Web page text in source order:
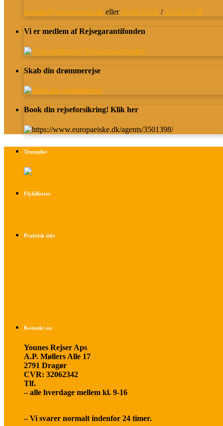
kontakt@younesrejser.dk eller 20 66 03 08 / 20 66 03 08
Vi er medlem af Rejsegarantifonden
Skab din drømmerejse
Book din rejseforsikring! Klik her
Trustpilot
Flybilletter
Praktisk info
Kontakt os:
Younes Rejser Aps
A.P. Møllers Alle 17
2791 Dragør
CVR: 32062342
Tlf.
– alle hverdage mellem kl. 9-16
– Vi svarer normalt indenfor 24 timer.